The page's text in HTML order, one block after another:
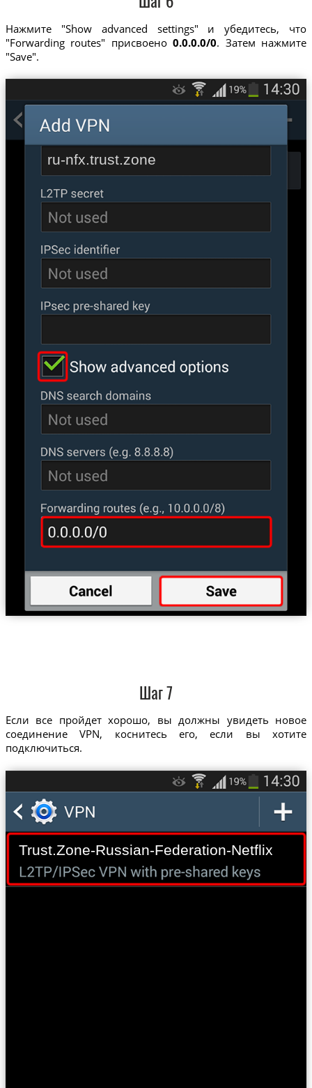
Шаг 6
Нажмите "Show advanced settings" и убедитесь, что
"Forwarding routes" присвоено0.0.0.0/0. Затем нажмите
"Save".
ru-nfx.trust.zone
Шаг 7
Если все пройдет хорошо, вы должны увидеть новое
соединение VPN, коснитесь его, если вы хотите
подключиться.
Trust.Zone-Russian-Federation-Netflix